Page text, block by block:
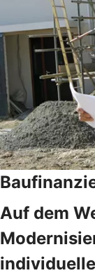
Auf dem